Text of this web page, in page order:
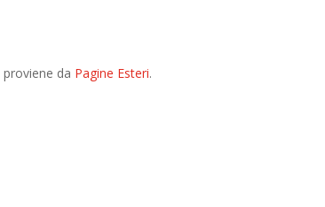
proviene da Pagine Esteri.